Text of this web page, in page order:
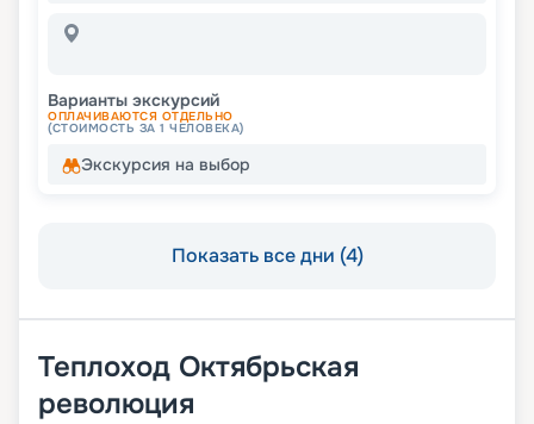
Варианты экскурсий
ОПЛАЧИВАЮТСЯ ОТДЕЛЬНО
(СТОИМОСТЬ ЗА 1 ЧЕЛОВЕКА)
Экскурсия на выбор
Показать все дни (4)
Теплоход Октябрьская
революция